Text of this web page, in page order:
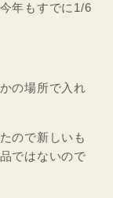
年もすでに1/6
の場所で入れ
ので新しいも
ではないので